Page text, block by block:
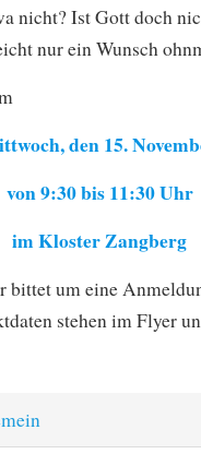
nicht? Ist Gott doch
nur ein Wunsch
den 15.
von 9:30 bis 11:30 Uhr
im Kloster Zangberg
bittet um eine
stehen im Flyer